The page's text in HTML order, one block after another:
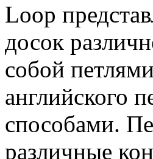
Loop
досок
собой
английского
способами.
различные